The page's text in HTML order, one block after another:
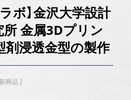
ボ】金沢大学設計
金属3Dプリン
剤浸透金型の製作
商品